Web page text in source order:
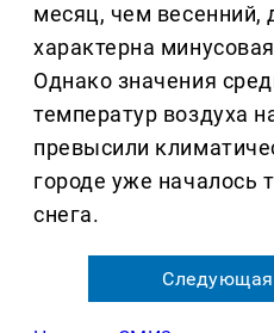
месяц, чем весенний,
характерна
Однако значения
температур воздуха
превысили
городе уже началось
снега.
Следующая